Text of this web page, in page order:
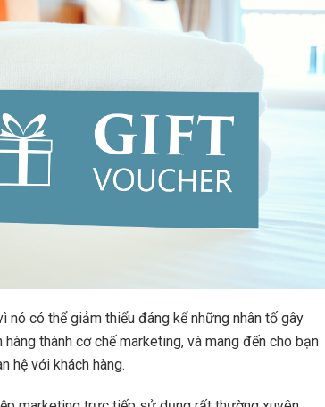
có thể giảm thiểu đáng kể những nhân tố gây
thành cơ chế marketing, và mang đến cho bạn
hệ với khách hàng.